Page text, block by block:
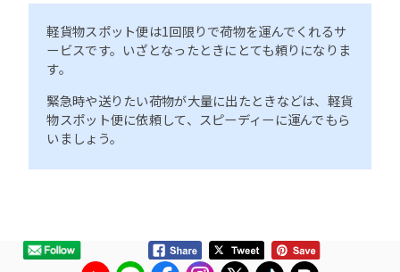
軽貨物スポット便は1回限りで荷物を運んでくれるサ
ービスです。いざとなったときにとても頼りになりま
す。
緊急時や送りたい荷物が大量に出たときなどは、軽貨
物スポット便に依頼して、スピーディーに運んでもら
いましょう。